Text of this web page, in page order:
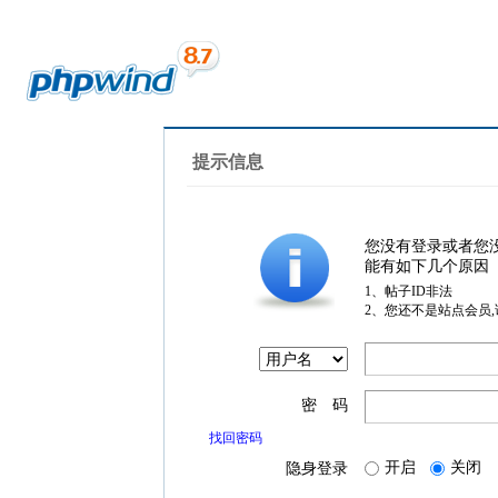
提示信息
您没有登录或者您
能有如下几个原因
1、帖子ID非法
2、您还不是站点会员
密 码
找回密码
隐身登录 开启 关闭